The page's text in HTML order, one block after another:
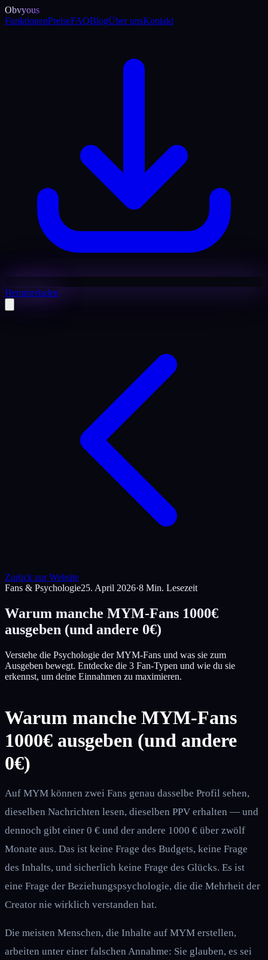
Obvyous
FunktionenPreiseFAQBlogÜber unsKontakt
Herunterladen
Zurück zur Website
Fans & Psychologie25. April 2026·8 Min. Lesezeit
Warum manche MYM-Fans 1000€
ausgeben (und andere 0€)
Verstehe die Psychologie der MYM-Fans und was sie zum
Ausgeben bewegt. Entdecke die 3 Fan-Typen und wie du sie
erkennst, um deine Einnahmen zu maximieren.
Warum manche MYM-Fans
1000€ ausgeben (und andere
0€)
Auf MYM können zwei Fans genau dasselbe Profil sehen,
dieselben Nachrichten lesen, dieselben PPV erhalten — und
dennoch gibt einer 0 € und der andere 1000 € über zwölf
Monate aus. Das ist keine Frage des Budgets, keine Frage
des Inhalts, und sicherlich keine Frage des Glücks. Es ist
eine Frage der Beziehungspsychologie, die die Mehrheit der
Creator nie wirklich verstanden hat.
Die meisten Menschen, die Inhalte auf MYM erstellen,
arbeiten unter einer falschen Annahme: Sie glauben, es sei